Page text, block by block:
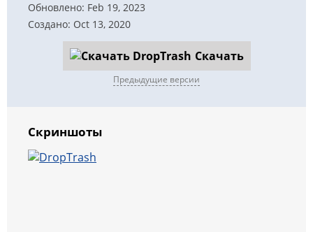
Обновлено: Feb 19, 2023
Создано: Oct 13, 2020
Скачать
Предыдущие версии
Скриншоты